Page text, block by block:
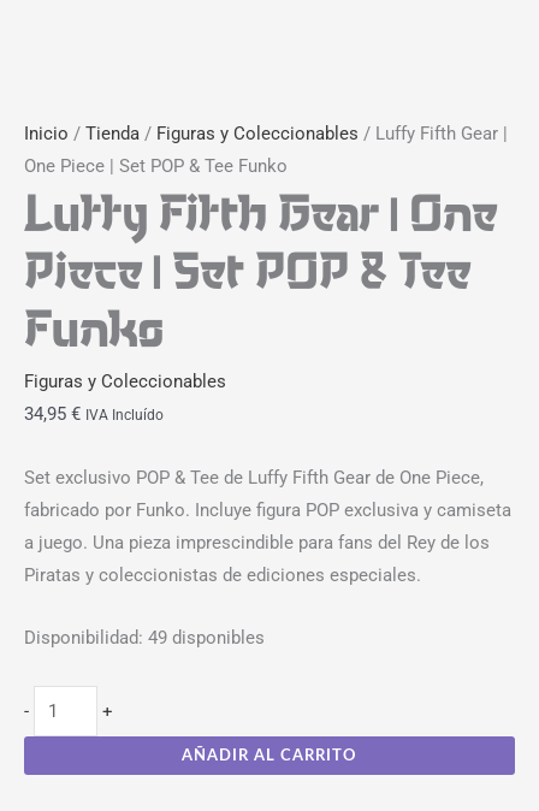
Inicio / Tienda / Figuras y Coleccionables / Luffy Fifth Gear |
One Piece | Set POP & Tee Funko
Luffy Fifth Gear | One
Piece | Set POP & Tee
Funko
Figuras y Coleccionables
34,95 € IVA Incluído
Set exclusivo POP & Tee de Luffy Fifth Gear de One Piece,
fabricado por Funko. Incluye figura POP exclusiva y camiseta
a juego. Una pieza imprescindible para fans del Rey de los
Piratas y coleccionistas de ediciones especiales.
Disponibilidad: 49 disponibles
- +
AÑADIR AL CARRITO